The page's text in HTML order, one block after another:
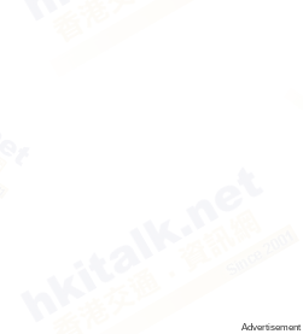
Advertisement